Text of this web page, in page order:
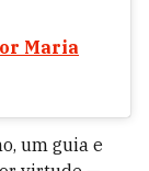
Maria
um guia e